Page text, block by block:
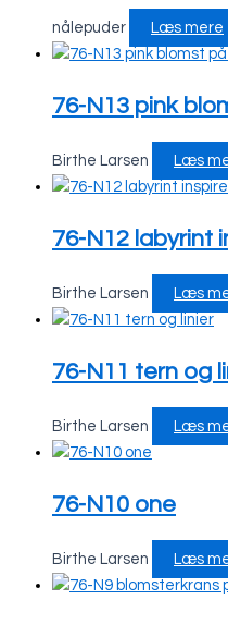
nålepuder Læs mere
76-N13 pink
Birthe Larsen Læs
76-N12 labyrint
Birthe Larsen Læs
76-N11 tern og
Birthe Larsen Læs
76-N10 one
Birthe Larsen Læs